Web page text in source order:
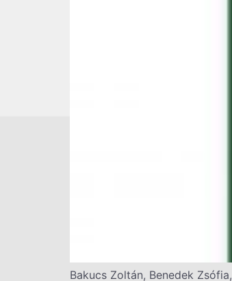
Bakucs Zoltán, Benedek